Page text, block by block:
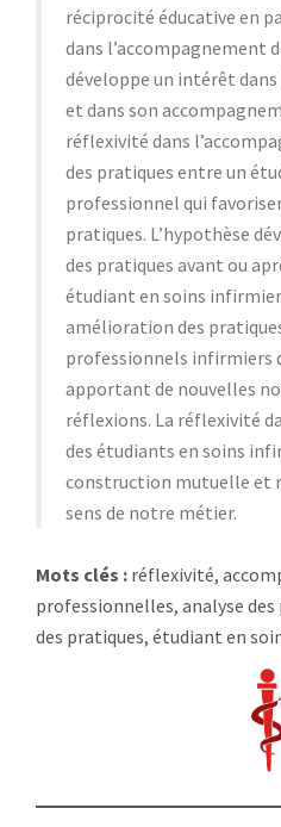
réciprocité éducative en
dans l’accompagnement
développe un intérêt dans
et dans son
réflexivité dans
des pratiques entre un
professionnel qui
pratiques. L’hypothèse
des pratiques avant ou
étudiant en soins
amélioration des
professionnels infirmiers
apportant de nouvelles
réflexions. La réflexivité
des étudiants en soins
construction mutuelle et
sens de notre métier.
Mots clés : réflexivité,
professionnelles, analyse
des pratiques, étudiant en